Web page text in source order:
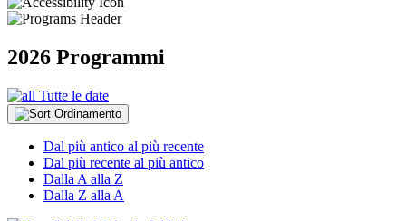
2026 Programmi
Tutte le date
Ordinamento
Dal più antico al più recente
Dal più recente al più antico
Dalla A alla Z
Dalla Z alla A